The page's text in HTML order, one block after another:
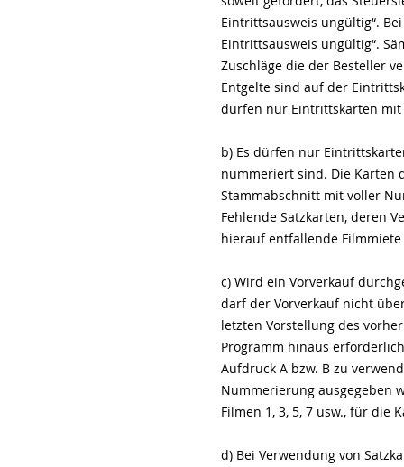
Eintrittsausweis ungültig“.
Eintrittsausweis ungültig“.
Zuschläge die der Besteller
Entgelte sind auf der
dürfen nur Eintrittskarten
b) Es dürfen nur
nummeriert sind. Die Karten
Stammabschnitt mit voller
Fehlende Satzkarten, deren
hierauf entfallende
c) Wird ein Vorverkauf
darf der Vorverkauf nicht
letzten Vorstellung des
Programm hinaus
Aufdruck A bzw. B zu
Nummerierung ausgegeben
Filmen 1, 3, 5, 7 usw., für die
d) Bei Verwendung von